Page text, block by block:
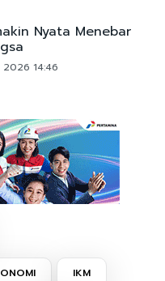
Nyata Menebar
14:46
IKM